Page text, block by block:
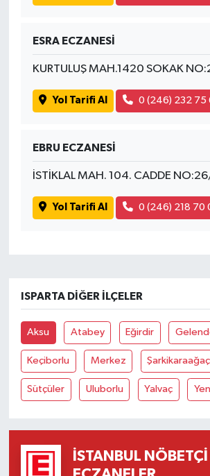
ESRA ECZANESİ
KURTULUŞ MAH.1420 SOKAK
Yol Tarifi Al 0 (246) 232 75
EBRU ECZANESİ
İSTİKLAL MAH. 104. CADDE
Yol Tarifi Al 0 (246) 218 70
ISPARTA DIĞER İLÇELER
Aksu Atabey Eğirdir
Keçiborlu Merkez Şarkikaraağaç
Sütçüler Uluborlu Yalvaç
İSTANBUL NÖBETÇI